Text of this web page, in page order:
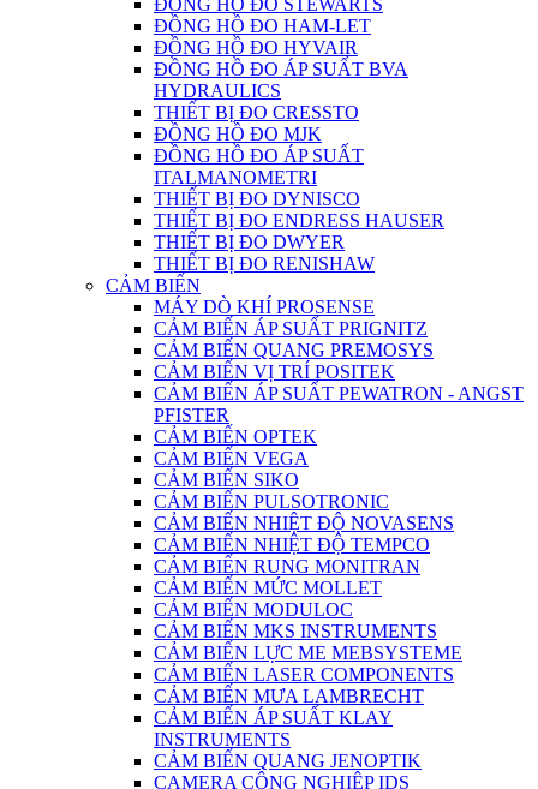
ĐỒNG HỒ ĐO STEWARTS
ĐỒNG HỒ ĐO HAM-LET
ĐỒNG HỒ ĐO HYVAIR
ĐỒNG HỒ ĐO ÁP SUẤT BVA
HYDRAULICS
THIẾT BỊ ĐO CRESSTO
ĐỒNG HỒ ĐO MJK
ĐỒNG HỒ ĐO ÁP SUẤT
ITALMANOMETRI
THIẾT BỊ ĐO DYNISCO
THIẾT BỊ ĐO ENDRESS HAUSER
THIẾT BỊ ĐO DWYER
THIẾT BỊ ĐO RENISHAW
CẢM BIẾN
MÁY DÒ KHÍ PROSENSE
CẢM BIẾN ÁP SUẤT PRIGNITZ
CẢM BIẾN QUANG PREMOSYS
CẢM BIẾN VỊ TRÍ POSITEK
CẢM BIẾN ÁP SUẤT PEWATRON - ANGST
PFISTER
CẢM BIẾN OPTEK
CẢM BIẾN VEGA
CẢM BIẾN SIKO
CẢM BIẾN PULSOTRONIC
CẢM BIẾN NHIỆT ĐỘ NOVASENS
CẢM BIẾN NHIỆT ĐỘ TEMPCO
CẢM BIẾN RUNG MONITRAN
CẢM BIẾN MỨC MOLLET
CẢM BIẾN MODULOC
CẢM BIẾN MKS INSTRUMENTS
CẢM BIẾN LỰC ME MEBSYSTEME
CẢM BIẾN LASER COMPONENTS
CẢM BIẾN MƯA LAMBRECHT
CẢM BIẾN ÁP SUẤT KLAY
INSTRUMENTS
CẢM BIẾN QUANG JENOPTIK
CAMERA CÔNG NGHIỆP IDS